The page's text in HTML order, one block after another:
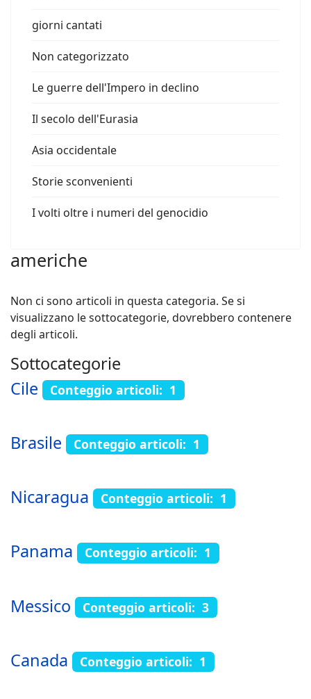
giorni cantati
Non categorizzato
Le guerre dell'Impero in declino
Il secolo dell'Eurasia
Asia occidentale
Storie sconvenienti
I volti oltre i numeri del genocidio
americhe
Non ci sono articoli in questa categoria. Se si
visualizzano le sottocategorie, dovrebbero contenere
degli articoli.
Sottocategorie
Cile
Conteggio articoli: 1
Brasile Conteggio articoli: 1
Nicaragua Conteggio articoli: 1
Panama Conteggio articoli: 1
Messico Conteggio articoli: 3
Canada Conteggio articoli: 1